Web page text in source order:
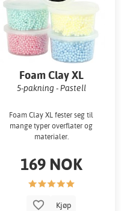
Foam Clay XL
5-pakning - Pastell
Foam Clay XL fester seg til
mange typer overflater og
materialer.
169 NOK
Kjøp